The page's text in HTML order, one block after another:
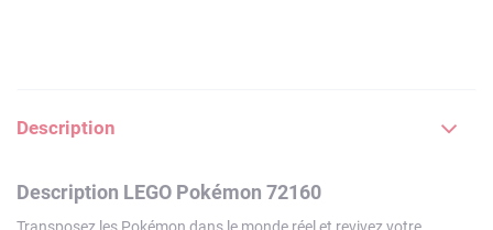
Description
Description LEGO Pokémon 72160
Transposez les Pokémon dans le monde réel et revivez votre